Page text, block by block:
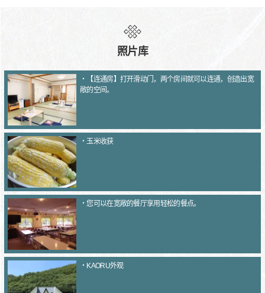
照片库
・【连通房】打开滑动门，两个房间就可以连通，创造出宽
敞的空间。
・玉米收获
・您可以在宽敞的餐厅享用轻松的餐点。
・KAORU外观